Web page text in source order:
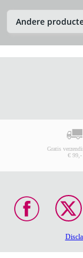
Andere
Gratis
€ 99,-